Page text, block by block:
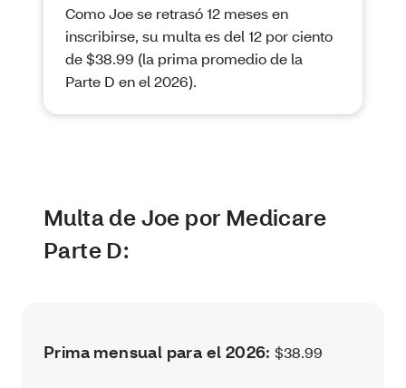
Como Joe se retrasó 12 meses en
inscribirse, su multa es del 12 por ciento
de $38.99 (la prima promedio de la
Parte D en el 2026).
Multa de Joe por Medicare
Parte D:
Prima mensual para el 2026: $38.99